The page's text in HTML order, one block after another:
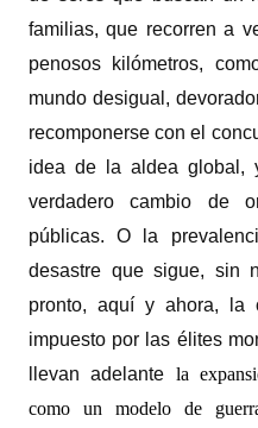
familias, que recorren a
penosos kilómetros,
mundo desigual,
recomponerse con el
idea de la aldea global,
verdadero cambio de
públicas. O la
desastre que sigue, sin
pronto, aquí y ahora, la
impuesto por las élites
llevan adelante la
como un modelo de